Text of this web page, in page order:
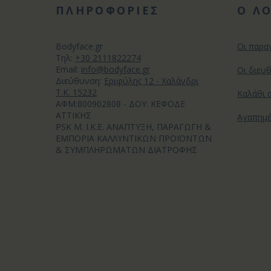
ΠΛΗΡΟΦΟΡΙΕΣ
Bodyface.gr
Tηλ: +30 2111822274
Email: info@bodyface.gr
Διεύθυνση: Εριφύλης 12 - Χαλάνδρι
Τ.Κ. 15232
ΑΦΜ:800902808 - ΔΟΥ: ΚΕΦΟΔΕ
ΑΤΤΙΚΗΣ
PSK M. I.K.E. ΑΝΑΠΤΥΞΗ, ΠΑΡΑΓΩΓΗ &
ΕΜΠΟΡΙΑ ΚΑΛΛΥΝΤΙΚΩΝ ΠΡΟΪΟΝΤΩΝ
& ΣΥΜΠΛΗΡΩΜΑΤΩΝ ΔΙΑΤΡΟΦΗΣ
Ο
Οι
Οι
Καλάθι